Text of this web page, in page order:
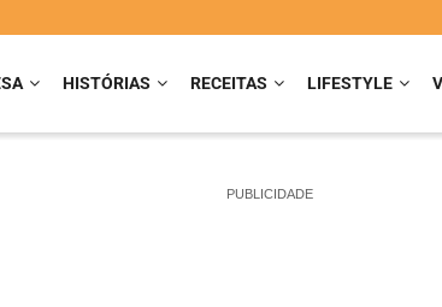
HISTÓRIAS RECEITAS LIFESTYLE
PUBLICIDADE